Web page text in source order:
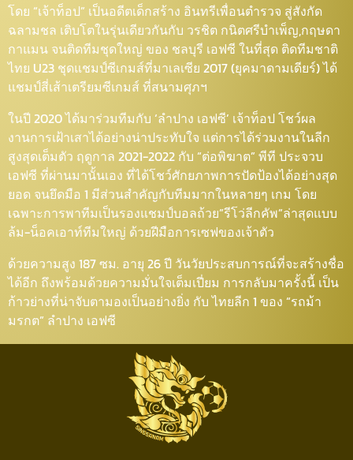
โดย “เจ้าท็อป” เป็นอดีตเด็กสร้าง อินทรีเพื่อนตำรวจ สู่สังกัด
ฉลามชล เติบโต​ในรุ่น​เดียวกัน​กับ วรชิต กนิตศรีบําเพ็ญ,กฤษดา
กาแมน จนติดทีมชุดใหญ่ ของ ชลบุรี เอฟซี ในที่สุด​ ติดทีมชาติ
ไทย U23 ชุดแชมป์ซีเกมส์ที่มาเลเซีย 2017 (ยุคมาดามเดียร์) ได้
แชมป์สี่เส้าเตรียมซีเกมส์ ที่สนามศุภฯ
ในปี 2020​ ได้มาร่วมทีมกับ​ ‘ลำปาง​ เอฟซี’​ เจ้าท็อป​ โชว์​ผล
งานการเฝ้าเสาได้อย่างน่าประทับใจ​ แต่การได้ร่วมงานในลีก
สูงสุด​เต็มตัว​ ฤดูกาล​ 2021​-2022​ กับ​ “ต่อพิฆาต” พีที ประจวบ​
เอฟซี​ ที่ผ่านมานั้นเอง​ ที่ได้โชว์ศักยภาพ​การปัดป้องได้อย่างสุด
ยอด​ จนยึดมือ​ 1​ มีส่วนสำคัญ​กับทีมมากในหลายๆ​ เกม​ โดย
เฉพาะการพาทีมเป็นรองแชมป์​บอลถ้วย”รีโว่ลีกคัพ”ล่าสุดแบบ
ล้ม-น็อคเอาท์​ทีมใหญ่​ ด้วยฝีมือการเซฟของเจ้าตัว
ด้วยความสูง​ 187 ซม.​ อายุ​ 26​ ปี​ วันวัยประสบการณ์​ที่จะสร้างชื่อ
ได้อีก​ ถึงพร้อมด้วยความมั่นใจเต็มเปี่ยม​ การกลับมาครั้งนี้​ เป็น
ก้าวย่างที่น่าจับตามองเป็นอย่างยิ่ง​ กับ​ ไทยลีก 1​ ของ​ “รถม้า
มรกต”​ ลำปาง​ เอฟซี